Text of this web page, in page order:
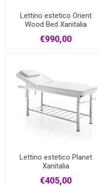
Lettino estetico Orient
Wood Bed Xanitalia
€990,00
Lettino estetico Planet
Xanitalia
€405,00